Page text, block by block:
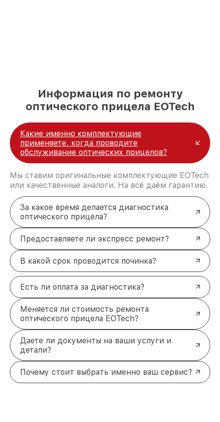
Информация по ремонту
оптического прицела EOTech
Какие именно комплектующие
применяете, когда проводите
обслуживание оптических прицелов?
Мы ставим оригинальные комплектующие EOTech
или качественные аналоги. На всё даём гарантию.
За какое время делается диагностика
оптического прицела?
Предоставляете ли экспресс ремонт?
В какой срок проводится починка?
Есть ли оплата за диагностика?
Меняется ли стоимость ремонта
оптического прицела EOTech?
Даете ли документы на ваши услуги и
детали?
Почему стоит выбрать именно ваш сервис?